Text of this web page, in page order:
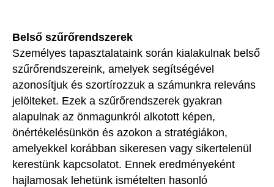
Belső szűrőrendszerek
Személyes tapasztalataink során kialakulnak belső
szűrőrendszereink, amelyek segítségével
azonosítjuk és szortírozzuk a számunkra releváns
jelölteket. Ezek a szűrőrendszerek gyakran
alapulnak az önmagunkról alkotott képen,
önértékelésünkön és azokon a stratégiákon,
amelyekkel korábban sikeresen vagy sikertelenül
kerestünk kapcsolatot. Ennek eredményeként
hajlamosak lehetünk ismételten hasonló